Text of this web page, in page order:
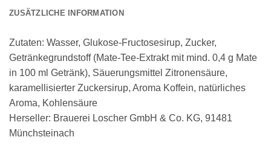
ZUSÄTZLICHE INFORMATION
Zutaten: Wasser, Glukose-Fructosesirup, Zucker,
Getränkegrundstoff (Mate-Tee-Extrakt mit mind. 0,4 g Mate
in 100 ml Getränk), Säuerungsmittel Zitronensäure,
karamellisierter Zuckersirup, Aroma Koffein, natürliches
Aroma, Kohlensäure
Herseller: Brauerei Loscher GmbH & Co. KG, 91481
Münchsteinach